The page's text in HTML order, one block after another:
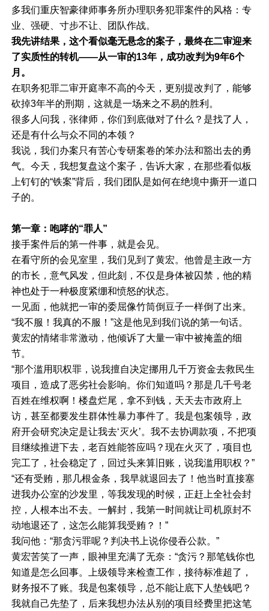
多我们重庆智豪律师事务所办理职务犯罪案件的风格：专
业、强硬、寸步不让、团队作战。
我先讲结果，这个看似毫无悬念的案子，最终在二审迎来
了实质性的转机——从一审的13年，成功改判为9年6个
月。
在职务犯罪二审开庭率不高的今天，更别提改判了，能够
砍掉3年半的刑期，这就是一场来之不易的胜利。
很多人问我，张律师，你们到底做对了什么？是找了人，
还是有什么与众不同的本领？
我说，我们办案只有苦心专研案卷的笨办法和豁出去的勇
气。今天，我想复盘这个案子，告诉大家，在那些看似板
上钉钉的“铁案”背后，我们团队是如何在绝境中撕开一道口
子的。
第一章：咆哮的“罪人”
接手案件后的第一件事，就是会见。
在看守所的会见室里，我们见到了黄宏。他曾是主政一方
的市长，意气风发，但此刻，不仅是身体被囚禁，他的精
神也处于一种极度紧绷和愤怒的状态。
一见面，他就把一审的委屈像竹筒倒豆子一样倒了出来。
“我不服！我真的不服！”这是他见到我们说的第一句话。
黄宏的情绪非常激动，他倾诉了大量一审中被掩盖的细
节。
“那个滥用职权罪，说我擅自决定挪用几千万资金去救民生
项目，造成了恶劣社会影响。你们知道吗？那是几千号老
百姓在维权啊！楼盘烂尾，拿不到钱，天天去市政府上
访，甚至都要发生群体性暴力事件了。我是包案领导，政
府开会研究决定是让我去‘灭火’。我不去协调款项，不把项
目继续推进下去，老百姓能答应吗？现在火灭了，项目也
完工了，社会稳定了，回过头来算旧账，说我滥用职权？”
“还有受贿，那几根金条，我早就退回去了！他当时直接塞
进我办公室的沙发里，等我发现的时候，正赶上全社会封
控，人根本出不去。一解封，我第一时间就让司机原封不
动地退还了，这怎么能算我受贿？！”
我问他：“那贪污罪呢？判决书上说你侵吞公款。”
黄宏苦笑了一声，眼神里充满了无奈：“贪污？那笔钱你也
知道是怎么回事。上级领导来检查工作，接待标准超了，
财务报不了账。我是包案领导，总不能让底下人垫钱吧？
我就自己先垫了，后来我想办法从别的项目经费里把这笔